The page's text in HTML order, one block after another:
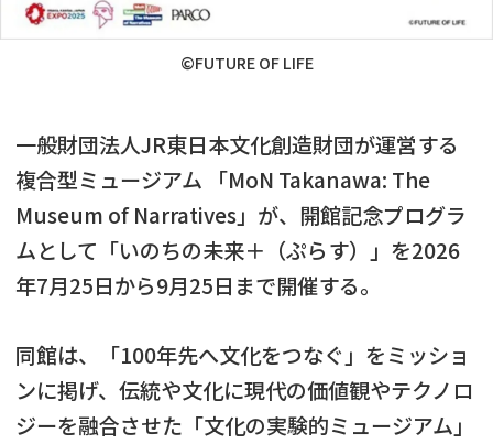
©FUTURE OF LIFE
一般財団法人JR東日本文化創造財団が運営する
複合型ミュージアム 「MoN Takanawa: The
Museum of Narratives」が、開館記念プログラ
ムとして「いのちの未来＋（ぷらす）」を2026
年7月25日から9月25日まで開催する。
同館は、「100年先へ文化をつなぐ」をミッショ
ンに掲げ、伝統や文化に現代の価値観やテクノロ
ジーを融合させた「文化の実験的ミュージアム」